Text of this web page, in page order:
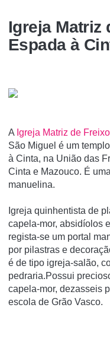
Igreja Matriz
Espada à
A Igreja Matriz de
São Miguel é um
à Cinta, na União das
Cinta e Mazouco. É
manuelina.
Igreja quinhentista de
capela-mor, absidíolos
regista-se um portal
por pilastras e
é de tipo igreja-salão,
pedraria.Possui
capela-mor, dezasseis
escola de Grão Vasco.